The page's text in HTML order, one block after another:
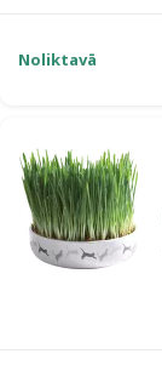
Noliktavā